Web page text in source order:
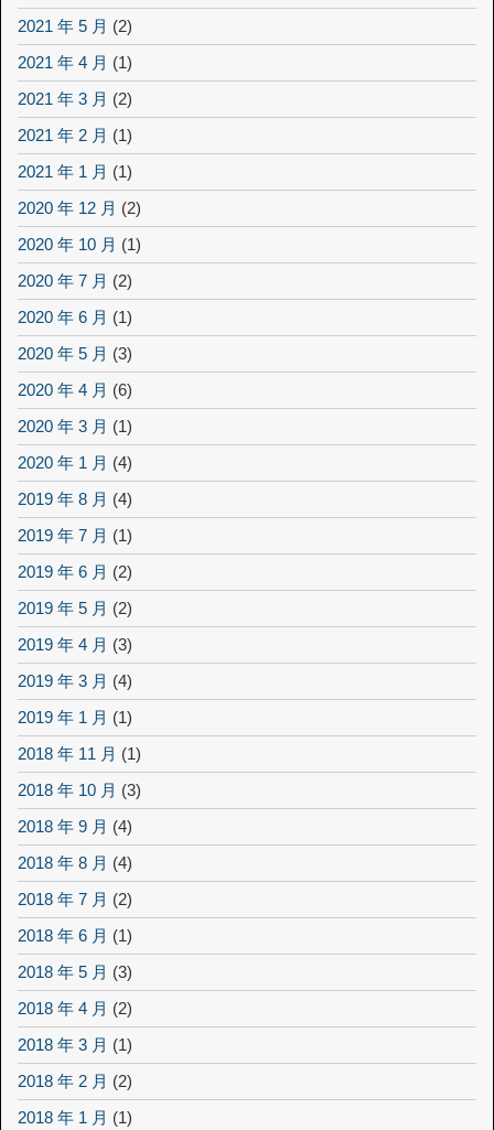
2021 年 5 月 (2)
2021 年 4 月 (1)
2021 年 3 月 (2)
2021 年 2 月 (1)
2021 年 1 月 (1)
2020 年 12 月 (2)
2020 年 10 月 (1)
2020 年 7 月 (2)
2020 年 6 月 (1)
2020 年 5 月 (3)
2020 年 4 月 (6)
2020 年 3 月 (1)
2020 年 1 月 (4)
2019 年 8 月 (4)
2019 年 7 月 (1)
2019 年 6 月 (2)
2019 年 5 月 (2)
2019 年 4 月 (3)
2019 年 3 月 (4)
2019 年 1 月 (1)
2018 年 11 月 (1)
2018 年 10 月 (3)
2018 年 9 月 (4)
2018 年 8 月 (4)
2018 年 7 月 (2)
2018 年 6 月 (1)
2018 年 5 月 (3)
2018 年 4 月 (2)
2018 年 3 月 (1)
2018 年 2 月 (2)
2018 年 1 月 (1)